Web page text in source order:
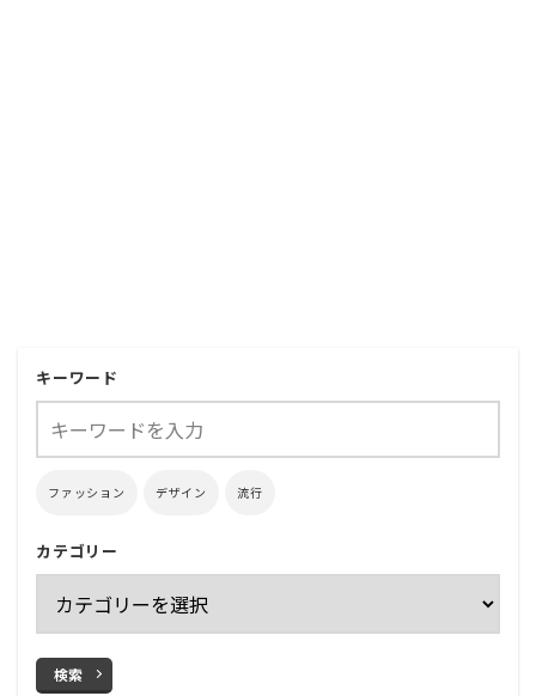
キーワード
ファッション デザイン 流行
カテゴリー
検索